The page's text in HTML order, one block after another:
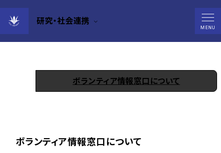
研究・社会連携
MENU
ボランティア情報窓口
ボランティア情報窓口について
ボランティア情報窓口について